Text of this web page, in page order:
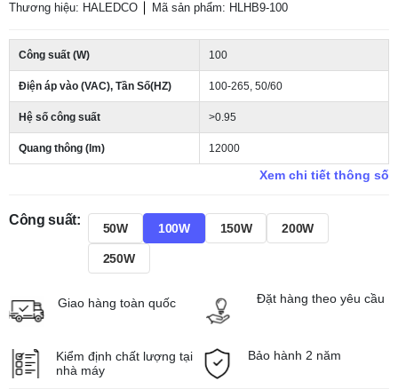
Thương hiệu: HALEDCO Mã sản phẩm: HLHB9-100
Công suất (W) 100
Điện áp vào (VAC), Tần Số(HZ) 100-265, 50/60
Hệ số công suất >0.95
Quang thông (lm) 12000
Xem chi tiết thông số
Công suất:
50W 100W 150W 200W
250W
Giao hàng toàn quốc Đặt hàng theo yêu cầu
Kiểm định chất lượng tại
nhà máy
Bảo hành 2 năm